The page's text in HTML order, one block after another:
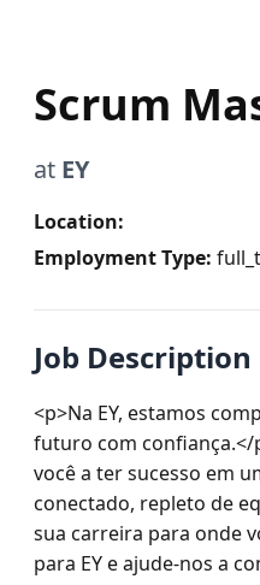
Scrum
at EY
Location:
Employment Type:
Job Description
<p>Na EY, estamos
futuro com confiança.</
você a ter sucesso em
conectado, repleto de
sua carreira para onde
para EY e ajude-nos a